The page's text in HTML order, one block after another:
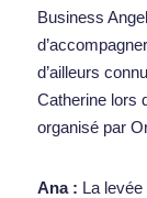
Business
d’ailleurs
Catherine lors
organisé par
Ana : La levée